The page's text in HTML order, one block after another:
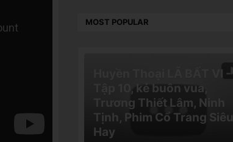
MOST POPULAR
Huyền Thoại LÃ BẤT VI -
Tập 10, kẻ buôn vua,
Trương Thiết Lâm, Ninh
Tịnh, Phim Cổ Trang Siêu
Hay